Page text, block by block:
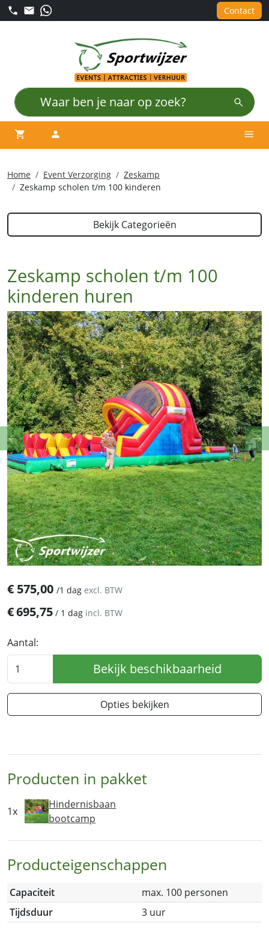
Contact
winkelwagen
account
Home Event Verzorging
Zeskamp
Zeskamp scholen t/m 100 kinderen
Bekijk Categorieën
Zeskamp scholen t/m 100
kinderen huren
€ 575,00 /1 dag excl. BTW
€695,75 / 1 dag incl. BTW
Aantal:
Bekijk beschikbaarheid
Opties bekijken
Previous
Producten in pakket
1x
Hindernisbaan
bootcamp
Producteigenschappen
Capaciteit
max. 100 personen
Tijdsduur
3 uur